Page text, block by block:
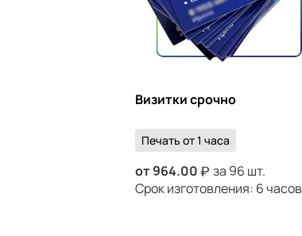
Визитки срочно
Печать от 1 часа
от964.00
за 96 шт.
Срок изготовления: 6 часов